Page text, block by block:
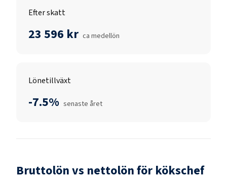
Efter skatt
23 596 kr ca medellön
Lönetillväxt
-7.5% senaste året
Bruttolön vs nettolön för kökschef